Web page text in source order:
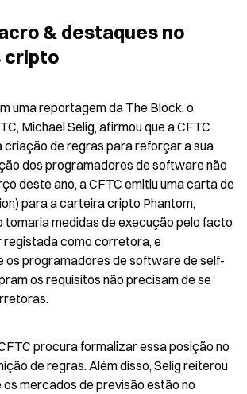
& destaques no
cripto
uma reportagem da The Block, o
Michael Selig, afirmou que a CFTC
criação de regras para reforçar a sua
dos programadores de software não
deste ano, a CFTC emitiu uma carta de
para a carteira cripto Phantom,
tomaria medidas de execução pelo facto
registada como corretora, e
os programadores de software de self-
os requisitos não precisam de se
procura formalizar essa posição no
de regras. Além disso, Selig reiterou
os mercados de previsão estão no